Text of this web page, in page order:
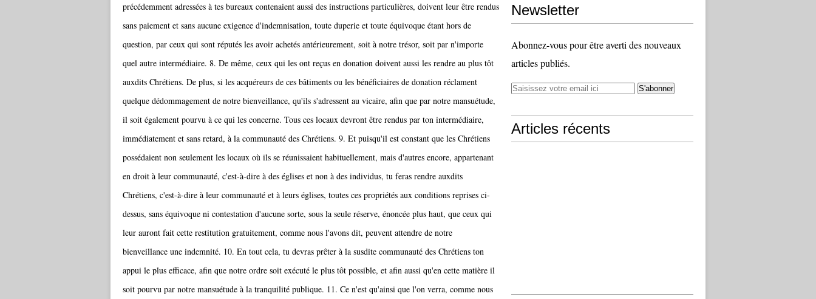
précédemment adressées à tes bureaux contenaient aussi des instructions particulières, doivent leur être rendus
sans paiement et sans aucune exigence d'indemnisation, toute duperie et toute équivoque étant hors de
question, par ceux qui sont réputés les avoir achetés antérieurement, soit à notre trésor, soit par n'importe
quel autre intermédiaire. 8. De même, ceux qui les ont reçus en donation doivent aussi les rendre au plus tôt
auxdits Chrétiens. De plus, si les acquéreurs de ces bâtiments ou les bénéficiaires de donation réclament
quelque dédommagement de notre bienveillance, qu'ils s'adressent au vicaire, afin que par notre mansuétude,
il soit également pourvu à ce qui les concerne. Tous ces locaux devront être rendus par ton intermédiaire,
immédiatement et sans retard, à la communauté des Chrétiens. 9. Et puisqu'il est constant que les Chrétiens
possédaient non seulement les locaux où ils se réunissaient habituellement, mais d'autres encore, appartenant
en droit à leur communauté, c'est-à-dire à des églises et non à des individus, tu feras rendre auxdits
Chrétiens, c'est-à-dire à leur communauté et à leurs églises, toutes ces propriétés aux conditions reprises ci-
dessus, sans équivoque ni contestation d'aucune sorte, sous la seule réserve, énoncée plus haut, que ceux qui
leur auront fait cette restitution gratuitement, comme nous l'avons dit, peuvent attendre de notre
bienveillance une indemnité. 10. En tout cela, tu devras prêter à la susdite communauté des Chrétiens ton
appui le plus efficace, afin que notre ordre soit exécuté le plus tôt possible, et afin aussi qu'en cette matière il
soit pourvu par notre mansuétude à la tranquilité publique. 11. Ce n'est qu'ainsi que l'on verra, comme nous
Newsletter
Abonnez-vous pour être averti des nouveaux
articles publiés.
Articles récents